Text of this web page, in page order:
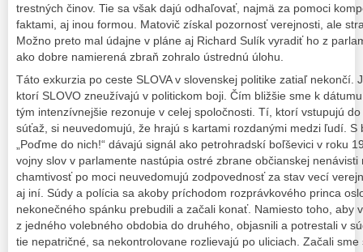
trestných činov. Tie sa však dajú odhaľovať, najmä za pomoci
faktami, aj inou formou. Matovič získal pozornosť verejnosti, ale
Možno preto mal údajne v pláne aj Richard Sulík vyradiť ho z
ako dobre namierená zbraň zohralo ústrednú úlohu.
Táto exkurzia po ceste SLOVA v slovenskej politike zatiaľ nekončí.
ktorí SLOVO zneužívajú v politickom boji. Čím bližšie sme k
tým intenzívnejšie rezonuje v celej spoločnosti. Tí, ktorí vstupujú
súťaž, si neuvedomujú, že hrajú s kartami rozdanými medzi ľudí. S
„Poďme do nich!“ dávajú signál ako petrohradskí boľševici v roku
vojny slov v parlamente nastúpia ostré zbrane občianskej nenávisti
chamtivosť po moci neuvedomujú zodpovednosť za stav vecí
aj iní. Súdy a polícia sa akoby príchodom rozprávkového princa
nekonečného spánku prebudili a začali konať. Namiesto toho, aby
z jedného volebného obdobia do druhého, objasnili a potrestali v
tie nepatričné, sa nekontrolovane rozlievajú po uliciach. Začali